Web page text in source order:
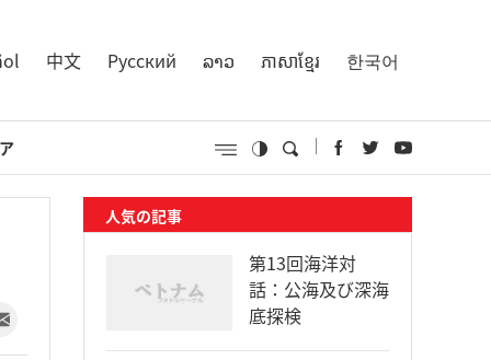
中文 Русский ລາວ ភាសាខ្មែរ 한국어
人気の記事
第13回海洋対
話：公海及び深海
底探検